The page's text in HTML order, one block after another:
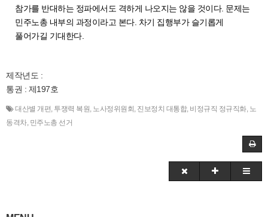
참가를 반대하는 정파에서도 격하게 나오지는 않을 것이다. 문제는
민주노총 내부의 과정이라고 본다. 차기 집행부가 슬기롭게
풀어가길 기대한다.
제작년도 :
통권 : 제197호
대산별 개편, 투쟁력 복원, 노사정위원회 , 진보정치 대통합, 비정규직 정규직화, 노
동격차, 민주노총 선거